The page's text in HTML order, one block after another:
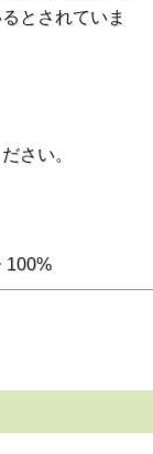
とされていま
さい。
100%